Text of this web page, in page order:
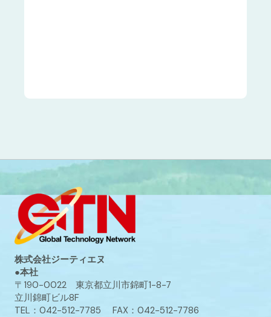
株式会社ジーティエヌ
●本社
〒190-0022 東京都立川市錦町1-8-7
立川錦町ビル8F
TEL：042-512-7785 FAX：042-512-7786